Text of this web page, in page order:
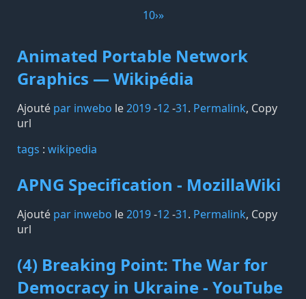
10›»
Animated Portable Network
Graphics — Wikipédia
Ajouté par inwebo le2019-12-31. Permalink, Copy
url
tags️ : wikipedia
APNG Specification - MozillaWiki
Ajouté par inwebo le2019-12-31. Permalink, Copy
url
(4) Breaking Point: The War for
Democracy in Ukraine - YouTube